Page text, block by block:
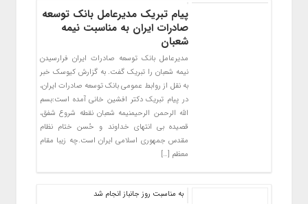
پیام تبریک مدیرعامل بانک توسعه
صادرات ایران به مناسبت نیمه
شعبان
مدیرعامل بانک توسعه صادرات ایران فرارسیدن
نیمه شعبان را تبریک گفت. به گزارش کیوسک خبر
به نقل از روابط عمومی بانک توسعه صادرات ایران،
در پیام تبریک دکتر افشین خانی آمده است:بسم
الله الرحمن الرحیمنیمه شعبان نقطه شروع شفق،
قصیده بی انتهای خداوند و حُسن ختام نظام
مقدس جمهوری اسلامی ایران است.چه زیبا مقام
معظم […]
به مناسبت روز جانباز انجام شد